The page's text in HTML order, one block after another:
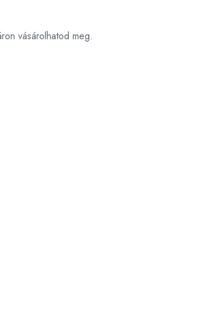
vásárolhatod meg.